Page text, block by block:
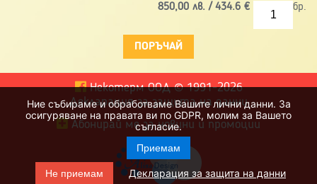
Ние събираме и обработваме Вашите лични данни. За
осигуряване на правата ви по GDPR, молим за Вашето
съгласие.
Приемам
Не приемам Декларация за защита на данни
850,00 лв. / 434.6 € бр.
Некотерм ООД©1991-2026
Декларация за защита на данни
Абонирай ме за новини и промоции